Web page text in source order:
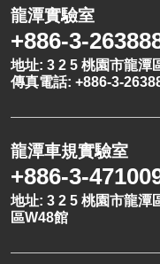
龍潭實驗室
+886-3-
地址: 3 2 5 桃園市龍潭
傳真電話: +886-3-
龍潭車規實驗室
+886-3-
地址: 3 2 5 桃園市龍潭
區W48館